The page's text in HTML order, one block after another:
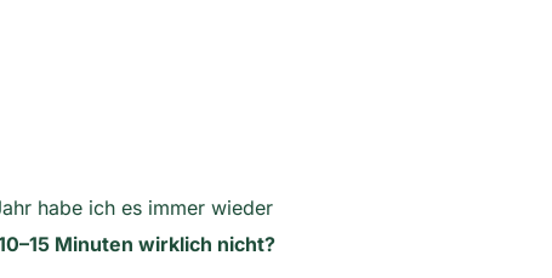
habe ich es immer wieder
Minuten wirklich nicht?